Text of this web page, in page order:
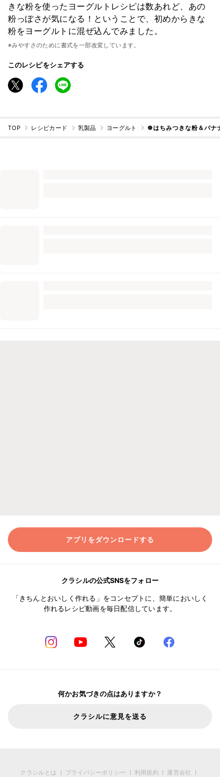
きな粉を使ったヨーグルトレシピは数あれど、あの
粉っぽさが気になる！ということで、初めからきな
粉をヨーグルトに混ぜ込んでみました。
※みやすさのために書式を一部改変しています。
このレシピをシェアする
TOP レシピカード 乳製品 ヨーグルト ☸はちみつきな粉＆バナ
アプリをダウンロードする
クラシルの公式SNSをフォロー
「きちんとおいしく作れる」をコンセプトに、簡単においしく
作れるレシピ動画を毎日配信しています。
何かお気づきの点はありますか？
クラシルに意見を送る
クラシルとは プライバシーポリシー 利用規約 運営会社